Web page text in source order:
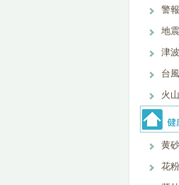
警
地震
津波
台風
火
黄
花粉